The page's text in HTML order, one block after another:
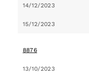
14/12/2023
15/12/2023
8876
13/10/2023